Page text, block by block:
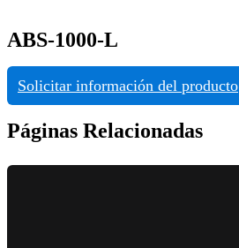
ABS-1000-L
Solicitar información del producto
Páginas Relacionadas